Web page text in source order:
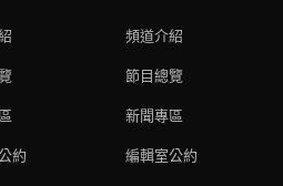
約
頻道介紹
節目總覽
新聞專區
編輯室公約